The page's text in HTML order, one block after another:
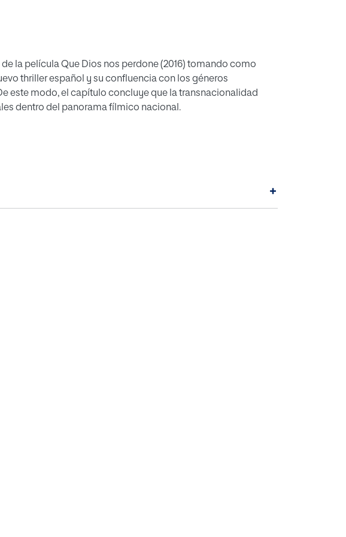
la película Que Dios nos perdone (2016) tomando como
thriller español y su confluencia con los géneros
este modo, el capítulo concluye que la transnacionalidad
dentro del panorama fílmico nacional.
+